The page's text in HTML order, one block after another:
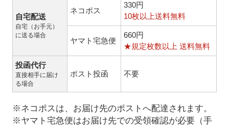
自宅配送
自宅（お手元）
に送る場合
ネコポス
330円
10枚以上送料無料
ヤマト宅急便
660円
★規定枚数以上 送料無料
投函代行
直接相手に届け
る場合
ポスト投函 不要
※ネコポスは、お届け先のポストへ配達されます。
※ヤマト宅急便はお届け先での受領確認が必要（手